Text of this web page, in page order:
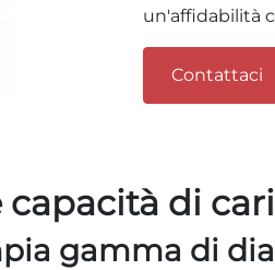
un'affidabilità
Contattaci
di
gamma di